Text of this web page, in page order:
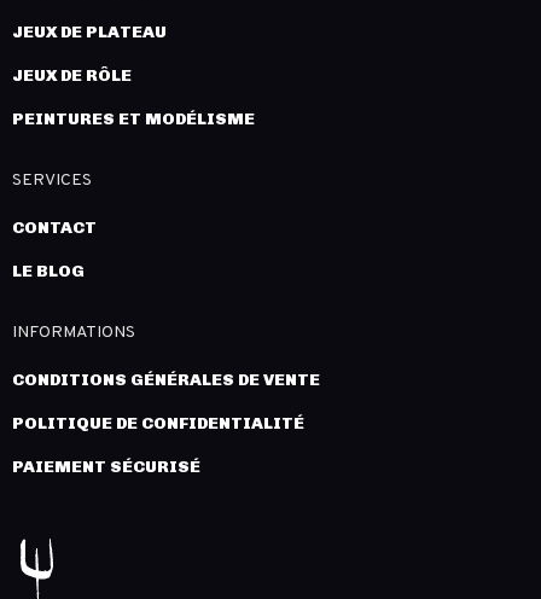
JEUX DE PLATEAU
JEUX DE RÔLE
PEINTURES ET MODÉLISME
SERVICES
CONTACT
LE BLOG
INFORMATIONS
CONDITIONS GÉNÉRALES DE VENTE
POLITIQUE DE CONFIDENTIALITÉ
PAIEMENT SÉCURISÉ